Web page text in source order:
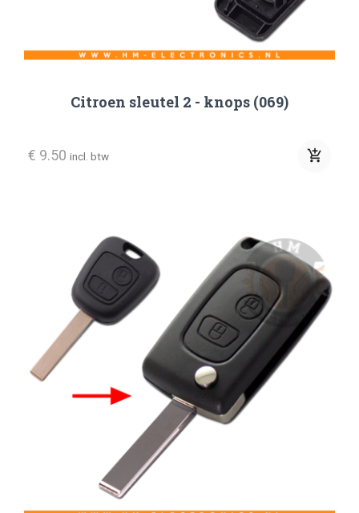
Citroen sleutel 2 - knops (069)
€ 9.50 incl. btw add_shopping_cart